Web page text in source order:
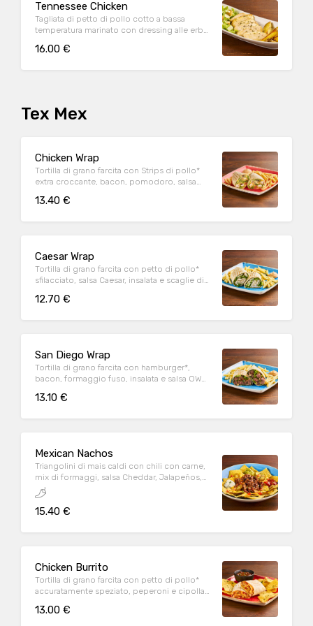
Tennessee Chicken
Tagliata di petto di pollo cotto a bassa
temperatura marinato con dressing alle erbe,
patate al forno
16.00 €
Tex Mex
Chicken Wrap
Tortilla di grano farcita con Strips di pollo*
extra croccante, bacon, pomodoro, salsa
patate* Fries e salsa OWW
13.40 €
Caesar Wrap
Tortilla di grano farcita con petto di pollo*
sfilacciato, salsa Caesar, insalata e scaglie di
patate* Fries e salsa OWW
12.70 €
San Diego Wrap
Tortilla di grano farcita con hamburger*,
bacon, formaggio fuso, insalata e salsa OWW,
13.10 €
Mexican Nachos
Triangolini di mais caldi con chili con carne,
mix di formaggi, salsa Cheddar, Jalapeños,
pomodoro e prezzemolo fresco, serviti con
mix di salse (Guacamole, Messicana e sauce
Cream)
15.40 €
Chicken Burrito
Tortilla di grano farcita con petto di pollo*
accuratamente speziato, peperoni e cipolla
formaggi, insalata iceberg, riso basmati,
13.00 €